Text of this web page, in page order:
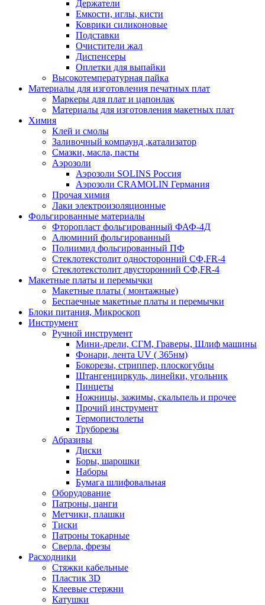
Держатели
Емкости, иглы, кисти
Коврики силиконовые
Подставки
Очистители жал
Диспенсеры
Оплетки для выпайки
Высокотемпературная пайка
Материалы для изготовления печатных плат
Маркеры для плат и цапонлак
Материалы для изготовления макетных плат
Химия
Клей и смолы
Заливочный компаунд ,катализатор
Смазки, масла, пасты
Аэрозоли
Аэрозоли SOLINS Россия
Аэрозоли CRAMOLIN Германия
Прочая химия
Лаки электроизоляционные
Фольгированные материалы
Фторопласт фольгированный ФАФ-4Д
Алюминий фольгированный
Полиимид фольгированный ПФ
Стеклотекстолит односторонний CФ,FR-4
Стеклотекстолит двусторонний СФ,FR-4
Макетные платы и перемычки
Макетные платы ( монтажные)
Беспаечные макетные платы и перемычки
Блоки питания, Микроскоп
Инструмент
Ручной инструмент
Мини-дрели, СГМ, Граверы, Шлиф машины
Фонари, лента UV ( 365нм)
Бокорезы, cтриппер, плоскогубцы
Штангенциркуль, линейки, угольник
Пинцеты
Ножницы, зажимы, скальпель и прочее
Прочий инструмент
Термопистолеты
Труборезы
Абразивы
Диски
Боры, шарошки
Наборы
Бумага шлифовальная
Оборудование
Патроны, цанги
Метчики, плашки
Тиски
Патроны токарные
Сверла, фрезы
Расходники
Стяжки кабельные
Пластик 3D
Клеевые стержни
Катушки